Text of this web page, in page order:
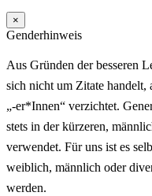
×
Genderhinweis
Aus Gründen der besseren
sich nicht um Zitate handelt,
„-er*Innen“ verzichtet.
stets in der kürzeren,
verwendet. Für uns ist es
weiblich, männlich oder
werden.